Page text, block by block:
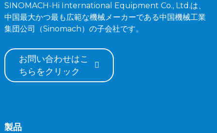
SINOMACH-Hi International Equipment Co., Ltd.は、
中国最大かつ最も広範な機械メーカーである中国機械工業
集団公司（Sinomach）の子会社です。
お問い合わせはこ
ちらをクリック
製品